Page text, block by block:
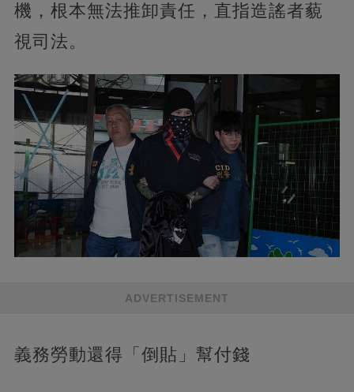
機，根本無法推卸責任，直指造謠者藐
視司法。
ADVERTISEMENT
義務勞動還得「倒貼」幫付錢